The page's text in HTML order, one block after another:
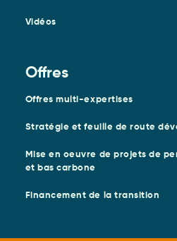
Vidéos
Offres
Offres multi-expertises
Stratégie et feuille de route
Mise en oeuvre de projets de
et bas carbone
Financement de la transition